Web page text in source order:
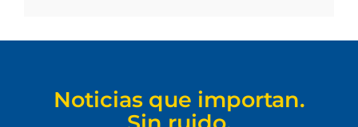
Noticias que importan.